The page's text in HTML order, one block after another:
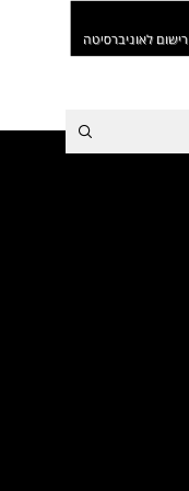
רישום לאוניברסיטה